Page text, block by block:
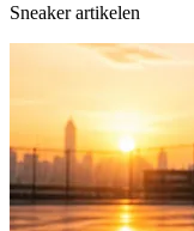
Sneaker artikelen